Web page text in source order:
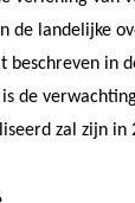
de landelijke
beschreven in
is de
zal zijn in